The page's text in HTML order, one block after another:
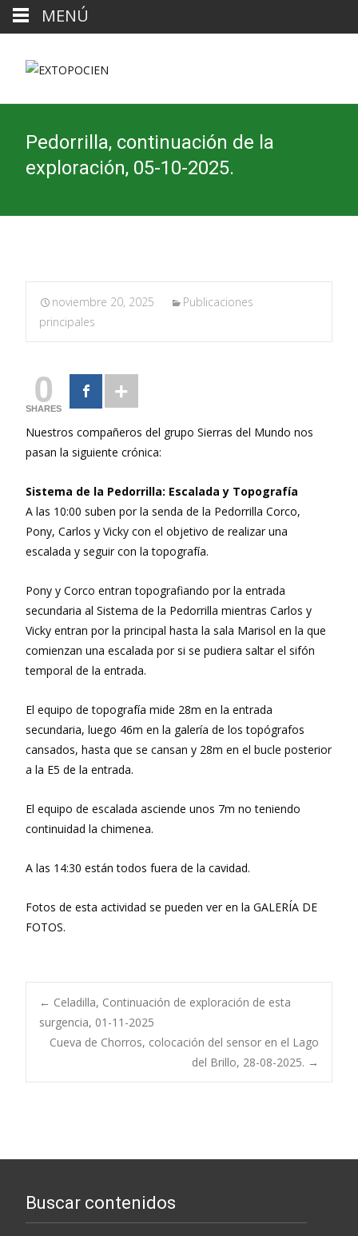
Pedorrilla, continuación de la
exploración, 05-10-2025.
noviembre 20, 2025
Publicaciones
principales
0
SHARES
Nuestros compañeros del grupo Sierras del Mundo nos
pasan la siguiente crónica:
Sistema de la Pedorrilla: Escalada y Topografía
A las 10:00 suben por la senda de la Pedorrilla Corco,
Pony, Carlos y Vicky con el objetivo de realizar una
escalada y seguir con la topografía.
Pony y Corco entran topografiando por la entrada
secundaria al Sistema de la Pedorrilla mientras Carlos y
Vicky entran por la principal hasta la sala Marisol en la que
comienzan una escalada por si se pudiera saltar el sifón
temporal de la entrada.
El equipo de topografía mide 28m en la entrada
secundaria, luego 46m en la galería de los topógrafos
cansados, hasta que se cansan y 28m en el bucle posterior
a la E5 de la entrada.
El equipo de escalada asciende unos 7m no teniendo
continuidad la chimenea.
A las 14:30 están todos fuera de la cavidad.
Fotos de esta actividad se pueden ver en la GALERÍA DE
FOTOS.
Navegación
← Celadilla, Continuación de exploración de esta
surgencia, 01-11-2025
Cueva de Chorros, colocación del sensor en el Lago
del Brillo, 28-08-2025. →
Buscar contenidos
MENÚ